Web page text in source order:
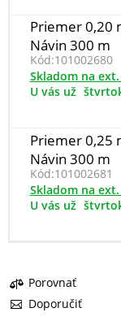
Priemer 0,20
Návin 300 m
Kód:101002680
Skladom na
U vás už
Priemer 0,25
Návin 300 m
Kód:101002681
Skladom na
U vás už
Porovnať
Doporučiť